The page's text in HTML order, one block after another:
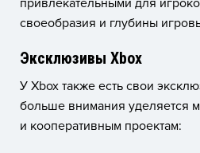
привлекательными для
своеобразия и глубины
Эксклюзивы Xbox
У Xbox также есть свои
больше внимания уделяется
и кооперативным проектам: